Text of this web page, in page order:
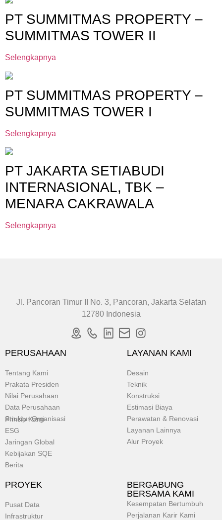
PT SUMMITMAS PROPERTY –
SUMMITMAS TOWER II
Selengkapnya
PT SUMMITMAS PROPERTY –
SUMMITMAS TOWER I
Selengkapnya
PT JAKARTA SETIABUDI
INTERNASIONAL, TBK –
MENARA CAKRAWALA
Selengkapnya
Jl. Pancoran Timur II No. 3, Pancoran, Jakarta Selatan
12780 Indonesia
PERUSAHAAN
Tentang Kami
Prakata Presiden
Nilai Perusahaan
Data Perusahaan
Struktur Organisasi
Prinsip Kami
ESG
Jaringan Global
Kebijakan SQE
Berita
LAYANAN KAMI
Desain
Teknik
Konstruksi
Estimasi Biaya
Perawatan & Renovasi
Layanan Lainnya
Alur Proyek
PROYEK
Pusat Data
Infrastruktur
BERGABUNG
BERSAMA KAMI
Kesempatan Bertumbuh
Perjalanan Karir Kami